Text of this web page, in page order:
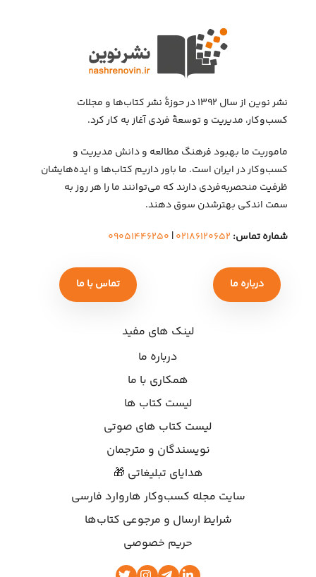
نشر نوین از سال ۱۳۹۲ در حوزهٔ نشر کتاب‌ها و مجلات
کسب‌وکار، مدیریت و توسعهٔ فردی آغاز به کار کرد.
ماموریت ما بهبود فرهنگ مطالعه و دانش مدیریت و
کسب‌وکار در ایران است. ما باور داریم کتاب‌ها و ایده‌هایشان
ظرفیت منحصربه‌فردی دارند که می‌توانند ما را هر روز به
سمت اندکی بهتر‌شدن سوق دهند.
شماره تماس: ۰۲۱۸۶۱۲۰۶۵۲| ۰۹۰۵۱۴۴۶۲۵۰
درباره ما تماس با ما
لینک های مفید
درباره ما
همکاری با ما
لیست کتاب ها
لیست کتاب های صوتی
نویسندگان و مترجمان
هدایای تبلیغاتی 🎁
سایت مجله کسب‌وکار هاروارد فارسی
شرایط ارسال و مرجوعی کتاب‌ها
حریم خصوصی